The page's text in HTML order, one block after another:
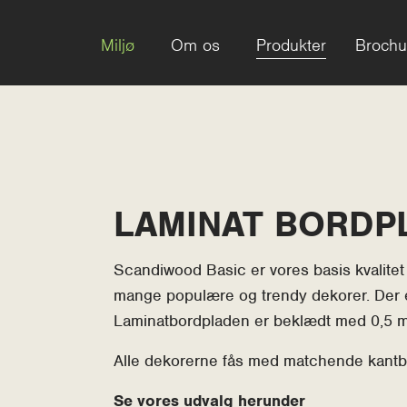
Miljø Om os Produkter
Slide
LAMINAT
Scandiwood Basic er vores basis
mange populære og trendy dekorer. Der
Laminatbordpladen er beklædt med 0,5
Alle dekorerne fås med matchende
Se vores udvalg herunder